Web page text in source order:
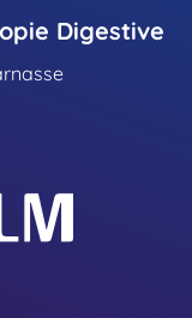
Digestive